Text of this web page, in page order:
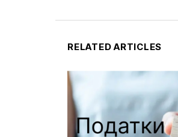
RELATED ARTICLES